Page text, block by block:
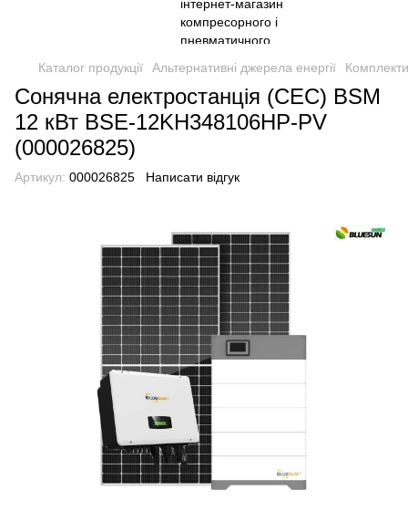
Каталог продукції Альтернативні джерела енергії
Сонячна електростанція (СЕС) BSM
12 кВт BSE-12KH348106HP-PV
(000026825)
Артикул: 000026825 Написати відгук